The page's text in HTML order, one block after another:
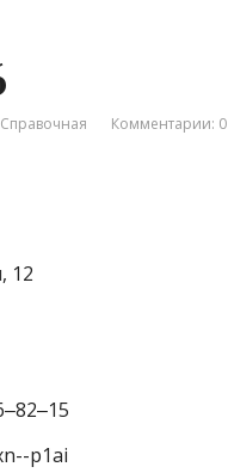
Справочная Комментарии: 0
12
p1ai